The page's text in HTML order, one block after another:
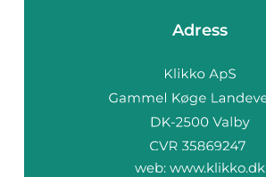
Adress
web: www.klikko.dk